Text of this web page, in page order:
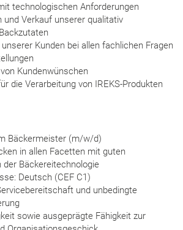
technologischen Anforderungen
und Verkauf unserer qualitativ
Kunden bei allen fachlichen Fragen
Kundenwünschen
die Verarbeitung von IREKS-Produkten
Bäckermeister (m/w/d)
in allen Facetten mit guten
der Bäckereitechnologie
Deutsch (CEF C1)
und unbedingte
sowie ausgeprägte Fähigkeit zur